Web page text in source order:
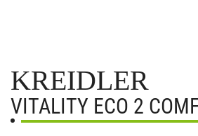
KREIDLER
VITALITY ECO 2